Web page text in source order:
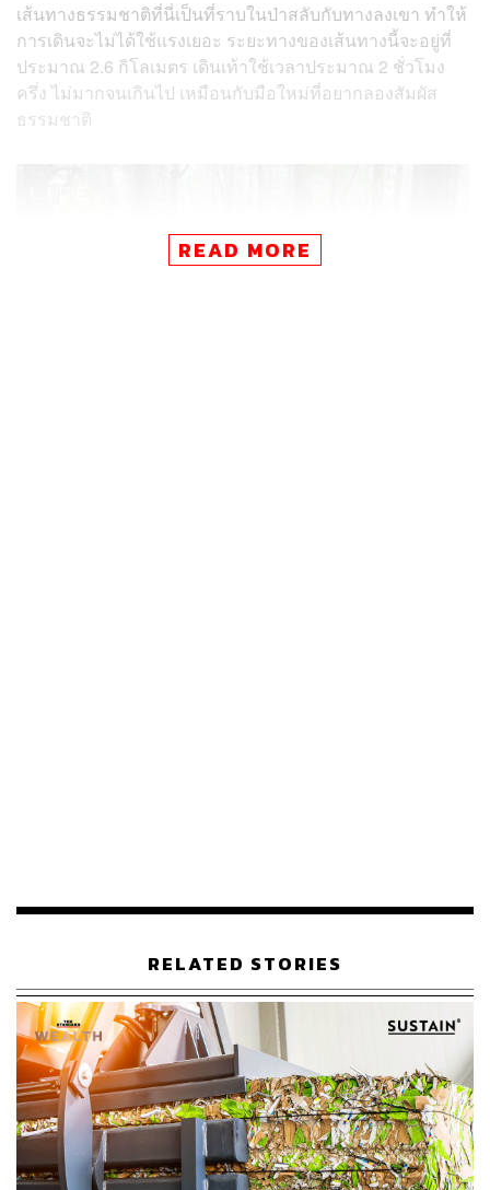
เส้นทางธรรมชาติที่นี่เป็นที่ราบในป่าสลับกับทางลงเขา ทำให้
การเดินจะไม่ได้ใช้แรงเยอะ ระยะทางของเส้นทางนี้จะอยู่ที่
ประมาณ 2.6 กิโลเมตร เดินเท้าใช้เวลาประมาณ 2 ชั่วโมง
ครึ่ง ไม่มากจนเกินไป เหมือนกับมือใหม่ที่อยากลองสัมผัส
ธรรมชาติ
บ้านสร้างขึ้นมา เรียกว่าป้ายสื่อความหมายเป็นการบอกเล่า
น้ำตกผาดอกเสี้ยวซึ่งจะมีสะพานไม้คอยเชื่อมทั้งสองฝั่ง
ของน้ำตกเอาไว้ เมื่อเดินต่อมาเรื่อยๆ คุณจะได้เจอกับพื้นที่นา
ขั้นบันไดเป็นอีกหนึ่งจุดที่เปลี่ยนบรรยากาศไปเลย ไม่คิดว่าจะ
อยู่ในที่เดียวกัน และสุดท้ายแวะชิมกาแฟหอมๆ ของชาวบ้าน
ที่คั่วและบดกันสดๆ
READ MORE
RELATED STORIES